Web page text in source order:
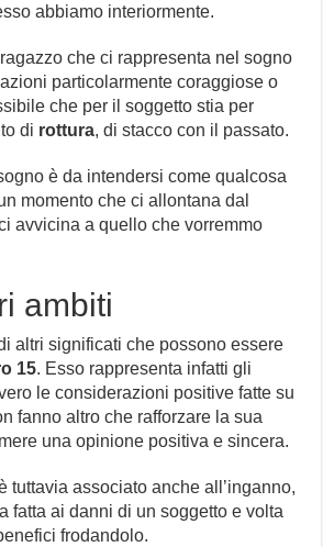
abbiamo interiormente.
che ci rappresenta nel sogno
particolarmente coraggiose o
che per il soggetto stia per
di rottura, di stacco con il passato.
è da intendersi come qualcosa
momento che ci allontana dal
avvicina a quello che vorremmo
ambiti
altri significati che possono essere
15. Esso rappresenta infatti gli
le considerazioni positive fatte su
fanno altro che rafforzare la sua
una opinione positiva e sincera.
tuttavia associato anche all’inganno,
fatta ai danni di un soggetto e volta
frodandolo.